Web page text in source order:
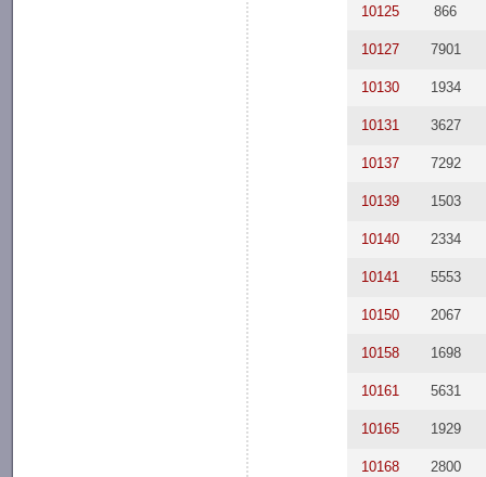
10125 866
10127 7901
10130 1934
10131 3627
10137 7292
10139 1503
10140 2334
10141 5553
10150 2067
10158 1698
10161 5631
10165 1929
10168 2800